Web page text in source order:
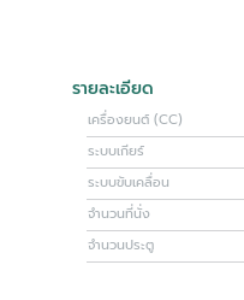
รายละเอียด
เครื่องยนต์ (CC)
ระบบเกียร์
ระบบขับเคลื่อน
จำนวนที่นั่ง
จำนวนประตู